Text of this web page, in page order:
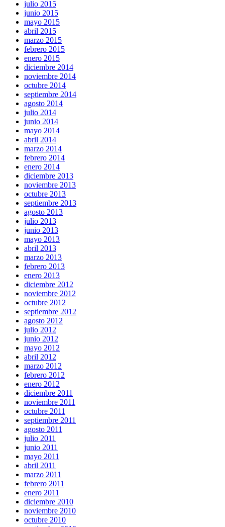
julio 2015
junio 2015
mayo 2015
abril 2015
marzo 2015
febrero 2015
enero 2015
diciembre 2014
noviembre 2014
octubre 2014
septiembre 2014
agosto 2014
julio 2014
junio 2014
mayo 2014
abril 2014
marzo 2014
febrero 2014
enero 2014
diciembre 2013
noviembre 2013
octubre 2013
septiembre 2013
agosto 2013
julio 2013
junio 2013
mayo 2013
abril 2013
marzo 2013
febrero 2013
enero 2013
diciembre 2012
noviembre 2012
octubre 2012
septiembre 2012
agosto 2012
julio 2012
junio 2012
mayo 2012
abril 2012
marzo 2012
febrero 2012
enero 2012
diciembre 2011
noviembre 2011
octubre 2011
septiembre 2011
agosto 2011
julio 2011
junio 2011
mayo 2011
abril 2011
marzo 2011
febrero 2011
enero 2011
diciembre 2010
noviembre 2010
octubre 2010